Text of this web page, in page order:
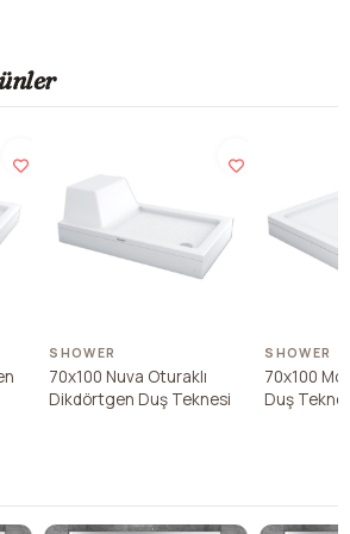
SHOWER
70x100 Nuva Oturaklı
Dikdörtgen Duş Teknesi
SHOWER
70x100
Duş